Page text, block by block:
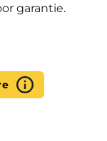
garantie.